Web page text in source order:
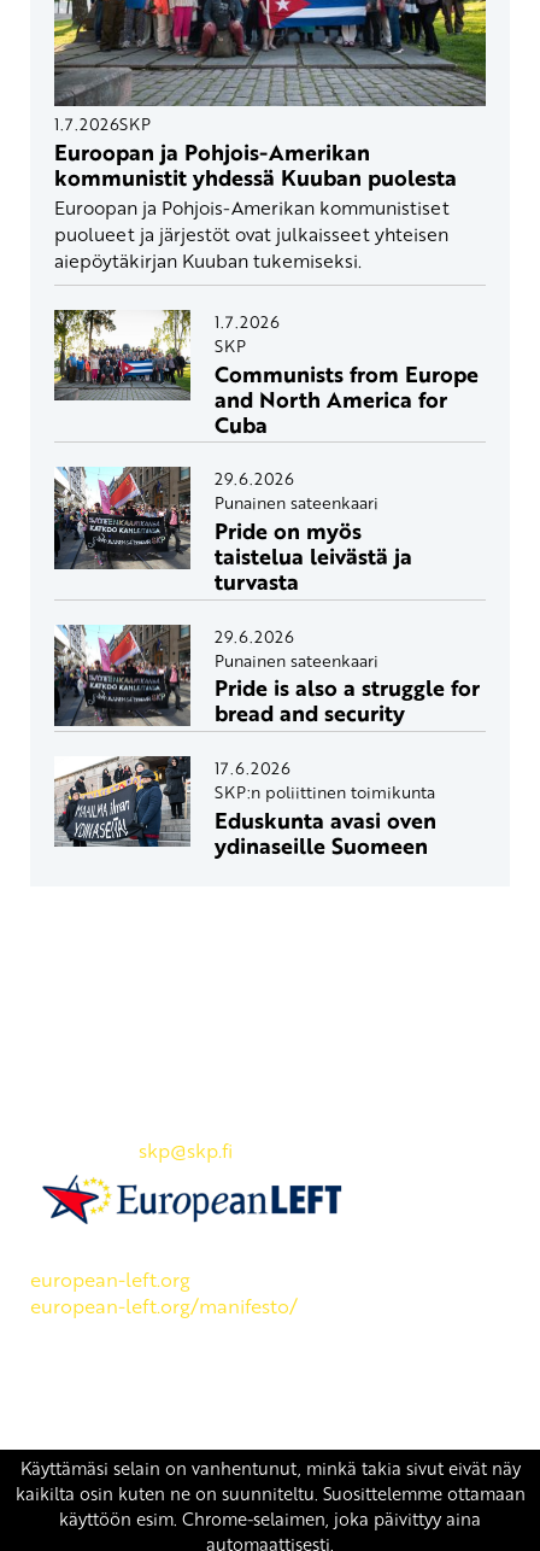
1.7.2026SKP
Euroopan ja Pohjois-Amerikan
kommunistit yhdessä Kuuban puolesta
Euroopan ja Pohjois-Amerikan kommunistiset
puolueet ja järjestöt ovat julkaisseet yhteisen
aiepöytäkirjan Kuuban tukemiseksi.
1.7.2026
SKP
Communists from Europe
and North America for
Cuba
29.6.2026
Punainen sateenkaari
Pride on myös
taistelua leivästä ja
turvasta
29.6.2026
Punainen sateenkaari
Pride is also a struggle for
bread and security
17.6.2026
SKP:n poliittinen toimikunta
Eduskunta avasi oven
ydinaseille Suomeen
skp@skp.fi
european-left.org
european-left.org/manifesto/
Copyright 2026 © SKP| Tietosuojaseloste